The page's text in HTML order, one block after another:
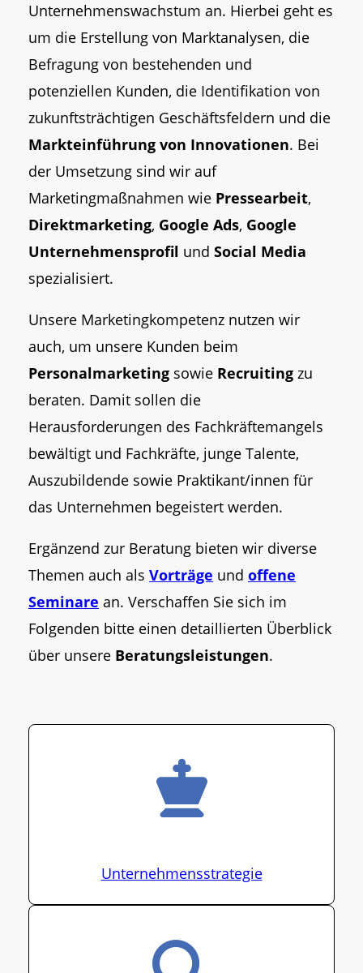
Unternehmenswachstum an. Hierbei geht es
um die Erstellung von Marktanalysen, die
Befragung von bestehenden und
potenziellen Kunden, die Identifikation von
zukunftsträchtigen Geschäftsfeldern und die
Markteinführung von Innovationen. Bei
der Umsetzung sind wir auf
Marketingmaßnahmen wie Pressearbeit,
Direktmarketing, Google Ads, Google
Unternehmensprofil und Social Media
spezialisiert.
Unsere Marketingkompetenz nutzen wir
auch, um unsere Kunden beim
Personalmarketing sowie Recruiting zu
beraten. Damit sollen die
Herausforderungen des Fachkräftemangels
bewältigt und Fachkräfte, junge Talente,
Auszubildende sowie Praktikant/innen für
das Unternehmen begeistert werden.
Ergänzend zur Beratung bieten wir diverse
Themen auch als Vorträge und offene
Seminare an. Verschaffen Sie sich im
Folgenden bitte einen detaillierten Überblick
über unsere Beratungsleistungen.
Unternehmensstrategie